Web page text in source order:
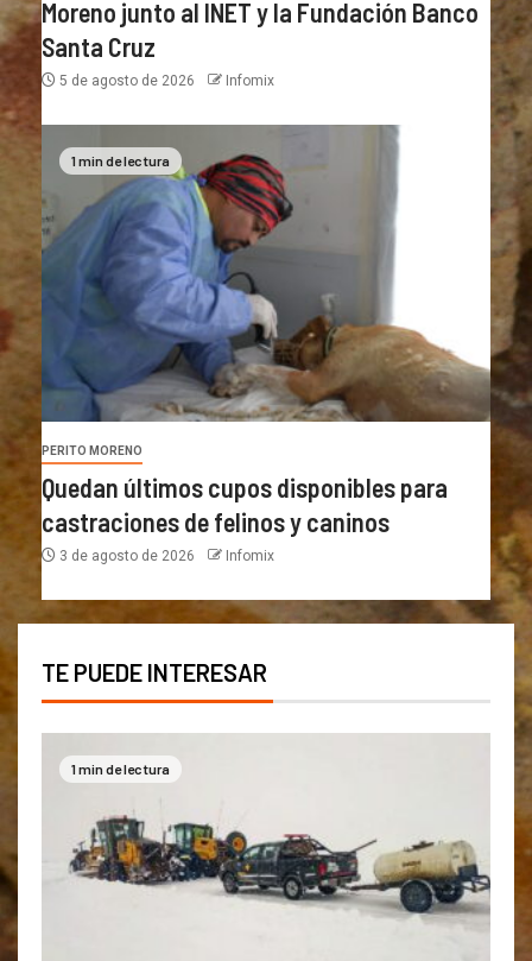
Moreno junto al INET y la Fundación Banco
Santa Cruz
5 de agosto de 2026 Infomix
1 min de lectura
PERITO MORENO
Quedan últimos cupos disponibles para
castraciones de felinos y caninos
3 de agosto de 2026 Infomix
TE PUEDE INTERESAR
1 min de lectura